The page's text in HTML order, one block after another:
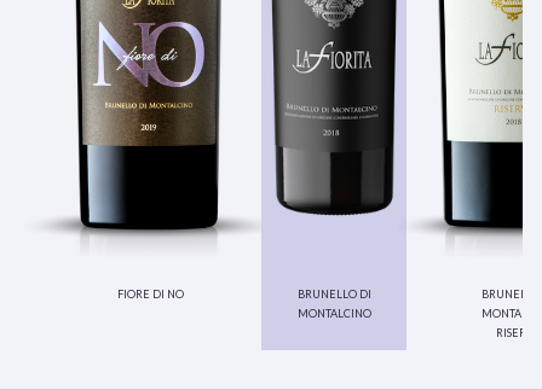
fiore di no
brunello di
montalcino
brunello
riserva